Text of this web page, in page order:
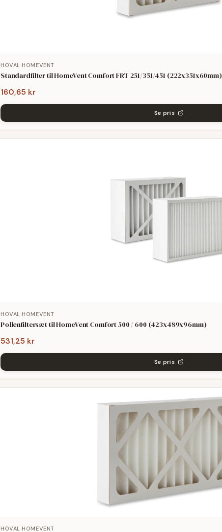
HOVAL HOMEVENT
Standardfilter til HomeVent Comfort FRT 251/351/451 (222x351x60mm)
160,65 kr
Se pris
HOVAL HOMEVENT
Pollenfiltersæt til HomeVent Comfort 500 / 600 (423x489x96mm)
531,25 kr
Se pris
HOVAL HOMEVENT